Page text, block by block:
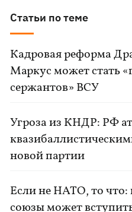
Статьи по теме
Кадровая реформа
Маркус может стать
сержантов» ВСУ
Угроза из КНДР: РФ
новой партии
Если не НАТО, то что:
союзы может